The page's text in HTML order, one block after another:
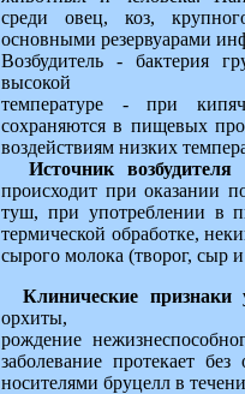
среди овец, коз,
основными резервуарами
Возбудитель - бактерия
высокой
температуре - при
сохраняются в пищевых
воздействиям низких
Источник возбудителя
происходит при оказании
туш, при употреблении в
термической обработке,
сырого молока (творог, сыр
Клинические признаки
орхиты,
рождение
заболевание протекает
носителями бруцелл в